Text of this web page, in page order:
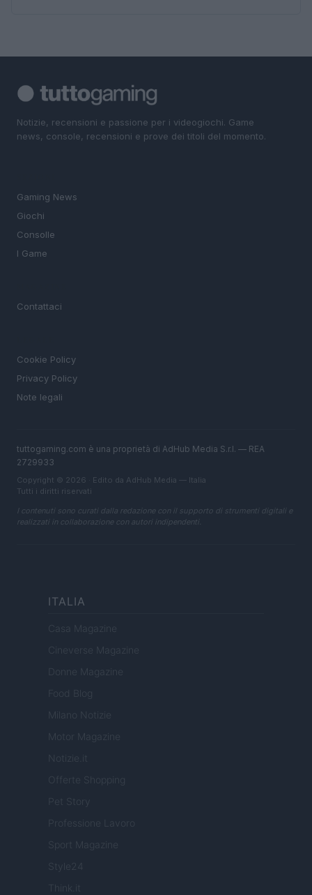
Notizie, recensioni e passione per i videogiochi. Game
news, console, recensioni e prove dei titoli del momento.
Gaming News
Giochi
Consolle
I Game
Contattaci
Cookie Policy
Privacy Policy
Note legali
tuttogaming.com è una proprietà di AdHub Media S.r.l. — REA
2729933
Copyright © 2026 · Edito da AdHub Media — Italia
Tutti i diritti riservati
I contenuti sono curati dalla redazione con il supporto di strumenti digitali e
realizzati in collaborazione con autori indipendenti.
ITALIA
Casa Magazine
Cineverse Magazine
Donne Magazine
Food Blog
Milano Notizie
Motor Magazine
Notizie.it
Offerte Shopping
Pet Story
Professione Lavoro
Sport Magazine
Style24
Think.it